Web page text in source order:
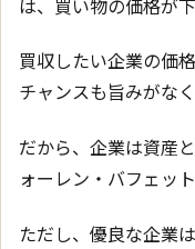
買収したい企業の価
チャンスも旨みがな
だから、企業は資産
ォーレン・バフェッ
ただし、優良な企業